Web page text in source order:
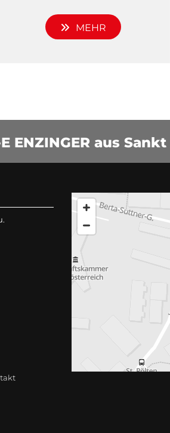
MEHR
ENZINGER aus